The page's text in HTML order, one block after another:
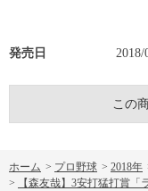
発売日 2018/
この
ホーム > プロ野球 > 2018年
>
【森友哉】3安打猛打賞「